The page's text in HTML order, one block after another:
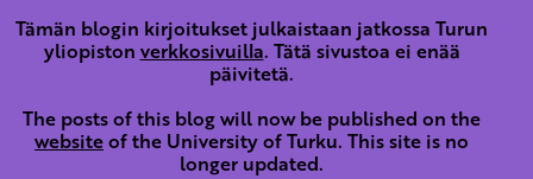
Tämän blogin kirjoitukset julkaistaan jatkossa Turun
yliopiston verkkosivuilla. Tätä sivustoa ei enää
päivitetä.
The posts of this blog will now be published on the
websiteof the University of Turku. This site is no
longer updated.